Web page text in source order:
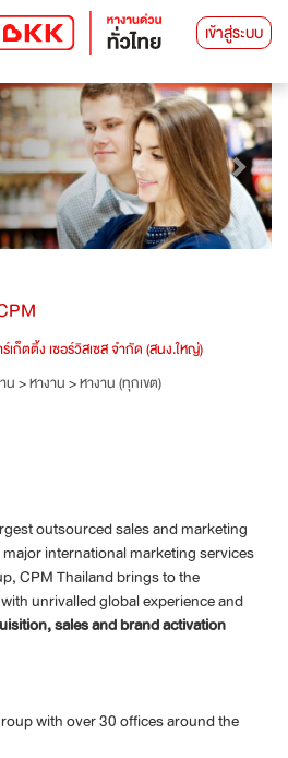
เข้าสู่ระบบ
Next
เก็ตติ้ง เซอร์วิสเซส จำกัด (สนง.ใหญ่)
น>หางาน>หางาน (ทุกเขต)
outsourced sales and marketing
international marketing services
CPM Thailand brings to the
unrivalled global experience and
sales and brand activation
with over 30 offices around the